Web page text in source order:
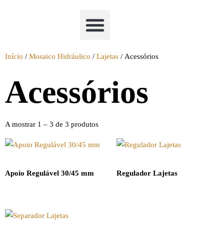
Início / Mosaico Hidráulico / Lajetas / Acessórios
Acessórios
A mostrar 1 – 3 de 3 produtos
Apoio Regulável 30/45 mm Regulador Lajetas